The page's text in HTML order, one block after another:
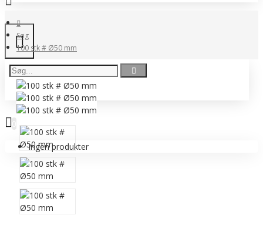
0 vare(r) - 0,00 DKK
Ingen produkter
Søg
100 stk # Ø50 mm